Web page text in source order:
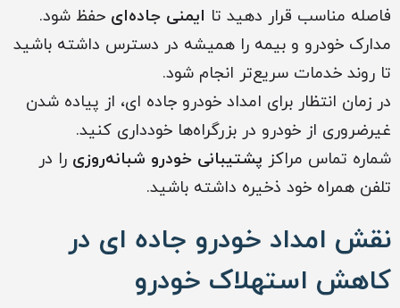
فاصله مناسب قرار دهید تا ایمنی جاده‌ای حفظ شود.
مدارک خودرو و بیمه را همیشه در دسترس داشته باشید
تا روند خدمات سریع‌تر انجام شود.
در زمان انتظار برای امداد خودرو جاده ای، از پیاده شدن
غیرضروری از خودرو در بزرگراه‌ها خودداری کنید.
شماره تماس مراکز پشتیبانی خودرو شبانه‌روزی را در
تلفن همراه خود ذخیره داشته باشید.
نقش امداد خودرو جاده ای در
کاهش استهلاک خودرو